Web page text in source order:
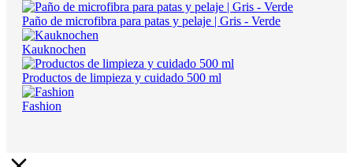
Paño de microfibra para patas y pelaje | Gris - Verde
Kauknochen
Productos de limpieza y cuidado 500 ml
Fashion